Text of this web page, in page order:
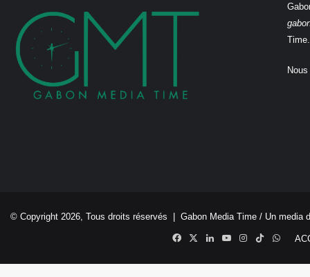
Time.
© Copyright 2026, Tous droits réservés | Gabon Media Time / Un media
Facebook
X LinkedinYouTubeInstagram
TikTok